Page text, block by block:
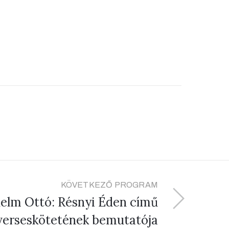
KÖVETKEZŐ PROGRAM
Ottó: Résnyi Éden című
bemutatója